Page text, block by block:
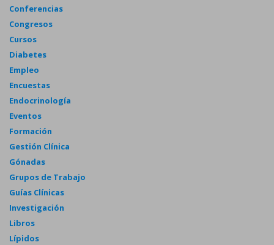
Conferencias
Congresos
Cursos
Diabetes
Empleo
Encuestas
Endocrinología
Eventos
Formación
Gestión Clínica
Gónadas
Grupos de Trabajo
Guías Clínicas
Investigación
Libros
Lípidos